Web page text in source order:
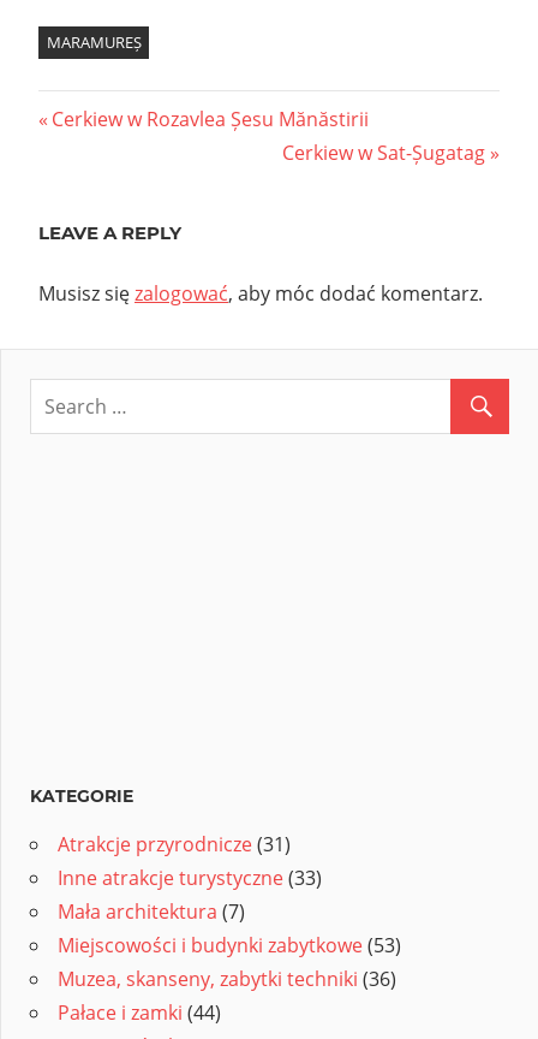
MARAMUREȘ
Nawigacja
Previous
Cerkiew w Rozavlea Șesu Mănăstirii
Next
Cerkiew w Sat-Șugatag
LEAVE A REPLY
Musisz sięzalogować, aby móc dodać komentarz.
KATEGORIE
Atrakcje przyrodnicze(31)
Inne atrakcje turystyczne(33)
Mała architektura (7)
Miejscowości i budynki zabytkowe(53)
Muzea, skanseny, zabytki techniki (36)
Pałace i zamki (44)